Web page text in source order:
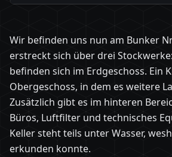
Wir befinden uns nun am Bunker
erstreckt sich über drei
befinden sich im Erdgeschoss. Ein
Obergeschoss, in dem es weitere
Zusätzlich gibt es im hinteren
Büros, Luftfilter und technisches
Keller steht teils unter Wasser,
erkunden konnte.